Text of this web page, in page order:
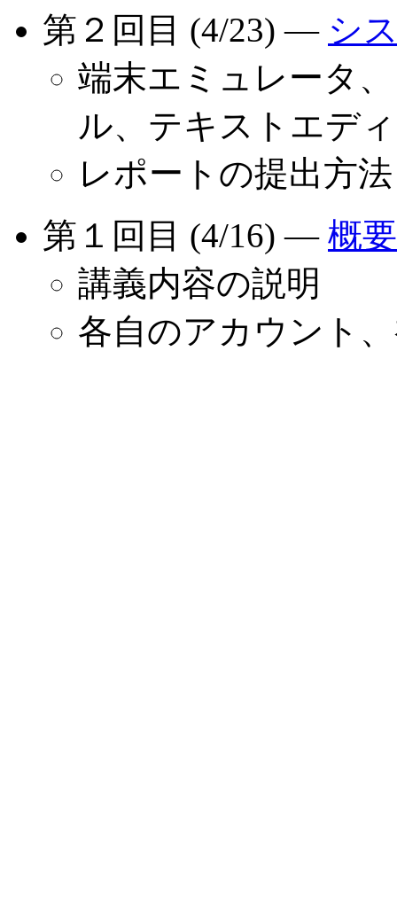
第２回目 (4/23) ― シ
端末エミュレータ
ル、テキストエデ
レポートの提出方法
第１回目 (4/16) ― 概要
講義内容の説明
各自のアカウント